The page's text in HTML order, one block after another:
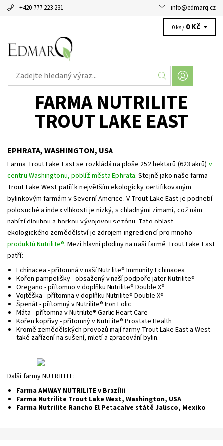
+420 777 223 231 info@edmarq.cz
0 ks / 0 Kč
FARMA NUTRILITE
TROUT LAKE EAST
EPHRATA, WASHINGTON, USA
Farma Trout Lake East se rozkládá na ploše 252 hektarů (623 akrů) v
centru Washingtonu, poblíž města Ephrata. Stejně jako naše farma
Trout Lake West patří k největším ekologicky certifikovaným
bylinkovým farmám v Severní Americe. V Trout Lake East je podnebí
polosuché a index vlhkosti je nízký, s chladnými zimami, což nám
nabízí dlouhou a horkou vývojovou sezónu. Tato oblast
ekologického zemědělství je zdrojem ingrediencí pro mnoho
produktů Nutrilite®. Mezi hlavní plodiny na naší farmě Trout Lake East
patří:
Echinacea - přítomná v naší Nutrilite® Immunity Echinacea
Kořen pampelišky - obsažený v naší podpoře jater Nutrilite®
Oregano - přítomno v doplňku Nutrilite® Double X®
Vojtěška - přítomna v doplňku Nutrilite® Double X®
Špenát - přítomný v Nutrilite® Iron Folic
Máta - přítomna v Nutrilite® Garlic Heart Care
Kořen kopřivy - přítomný v Nutrilite® Prostate Health
Kromě zemědělských provozů mají farmy Trout Lake East a West
také zařízení na sušení, mletí a zpracování bylin.
Další farmy NUTRILITE:
Farma AMWAY NUTRILITE v Brazílii
Farma Nutrilite Trout Lake West, Washington, USA
Farma Nutrilite Rancho El Petacalve státě Jalisco, Mexiko